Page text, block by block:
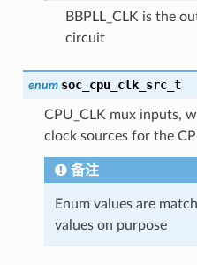
BBPLL_CLK is the
circuit
enum soc_cpu_clk_src_t
CPU_CLK mux inputs,
clock sources for the
备注
Enum values are
values on purpose